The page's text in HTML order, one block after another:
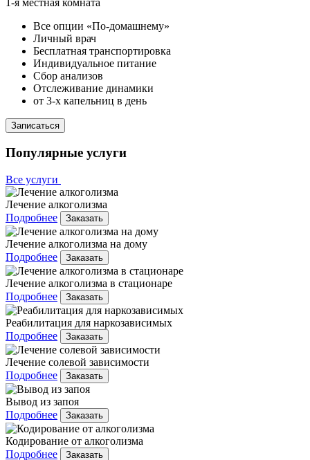
Все опции «По-домашнему»
Личный врач
Бесплатная транспортировка
Индивидуальное питание
Сбор анализов
Отслеживание динамики
от 3-х капельниц в день
Записаться
Популярные услуги
Все услуги
Лечение алкоголизма
Подробнее
Заказать
Лечение алкоголизма на дому
Подробнее
Заказать
Лечение алкоголизма в стационаре
Подробнее
Заказать
Реабилитация для наркозависимых
Подробнее
Заказать
Лечение солевой зависимости
Подробнее
Заказать
Вывод из запоя
Подробнее
Заказать
Кодирование от алкоголизма
Подробнее
Заказать